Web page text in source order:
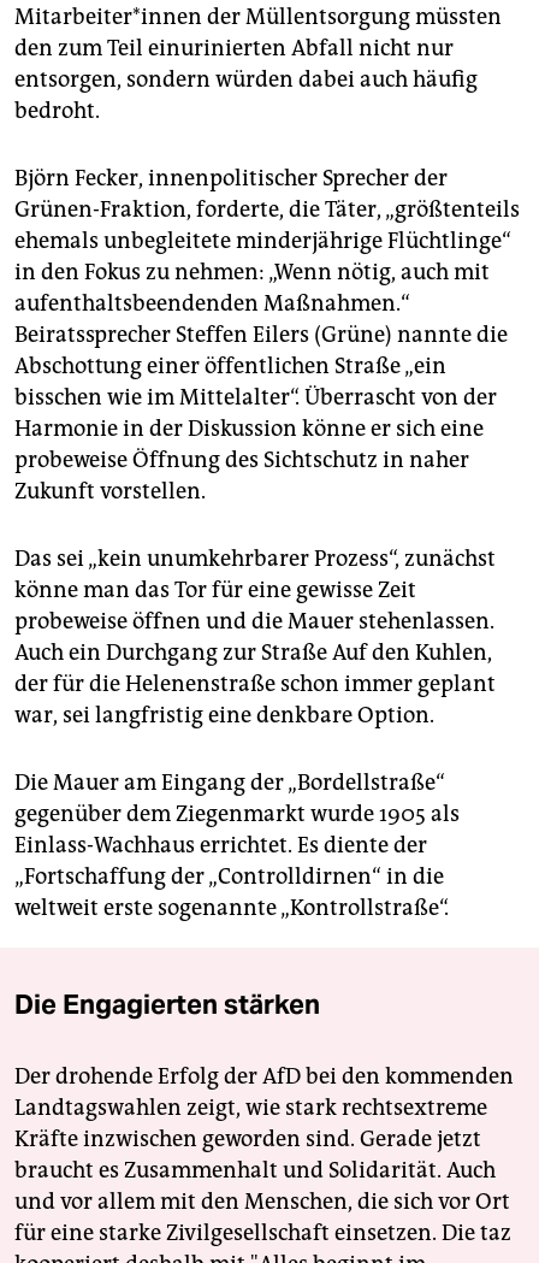
Mitarbeiter*innen der Müllentsorgung müssten
den zum Teil einurinierten Abfall nicht nur
entsorgen, sondern würden dabei auch häufig
bedroht.
Björn Fecker, innenpolitischer Sprecher der
Grünen-Fraktion, forderte, die Täter, „größtenteils
ehemals unbegleitete minderjährige Flüchtlinge“
in den Fokus zu nehmen: „Wenn nötig, auch mit
aufenthaltsbeendenden Maßnahmen.“
Beiratssprecher Steffen Eilers (Grüne) nannte die
Abschottung einer öffentlichen Straße „ein
bisschen wie im Mittelalter“. Überrascht von der
Harmonie in der Diskussion könne er sich eine
probeweise Öffnung des Sichtschutz in naher
Zukunft vorstellen.
Das sei „kein unumkehrbarer Prozess“, zunächst
könne man das Tor für eine gewisse Zeit
probeweise öffnen und die Mauer stehenlassen.
Auch ein Durchgang zur Straße Auf den Kuhlen,
der für die Helenenstraße schon immer geplant
war, sei langfristig eine denkbare Option.
Die Mauer am Eingang der „Bordellstraße“
gegenüber dem Ziegenmarkt wurde 1905 als
Einlass-Wachhaus errichtet. Es diente der
„Fortschaffung der „Controlldirnen“ in die
weltweit erste sogenannte „Kon­trollstraße“.
Die Engagierten stärken
Der drohende Erfolg der AfD bei den kommenden
Landtagswahlen zeigt, wie stark rechtsextreme
Kräfte inzwischen geworden sind. Gerade jetzt
braucht es Zusammenhalt und Solidarität. Auch
und vor allem mit den Menschen, die sich vor Ort
für eine starke Zivilgesellschaft einsetzen. Die taz